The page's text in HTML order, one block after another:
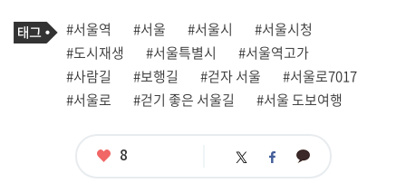
기
사
관
련
태
그
태
그
#서울역 #서울 #서울시
#서울시청
#도시재생
#서울특별시
#서울역고가
#사람길
#보행길 #걷자 서울
#서울로7017
#서울로
#걷기 좋은 서울길 #서울 도보여행
좋
8 트 페 카